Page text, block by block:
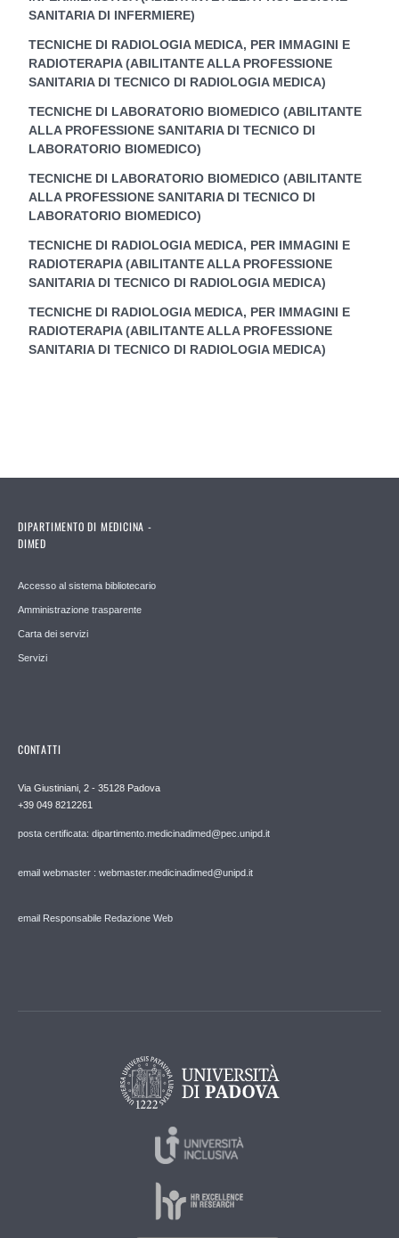
SANITARIA DI INFERMIERE)
TECNICHE DI RADIOLOGIA MEDICA, PER IMMAGINI E
RADIOTERAPIA (ABILITANTE ALLA PROFESSIONE
SANITARIA DI TECNICO DI RADIOLOGIA MEDICA)
TECNICHE DI LABORATORIO BIOMEDICO (ABILITANTE
ALLA PROFESSIONE SANITARIA DI TECNICO DI
LABORATORIO BIOMEDICO)
TECNICHE DI LABORATORIO BIOMEDICO (ABILITANTE
ALLA PROFESSIONE SANITARIA DI TECNICO DI
LABORATORIO BIOMEDICO)
TECNICHE DI RADIOLOGIA MEDICA, PER IMMAGINI E
RADIOTERAPIA (ABILITANTE ALLA PROFESSIONE
SANITARIA DI TECNICO DI RADIOLOGIA MEDICA)
TECNICHE DI RADIOLOGIA MEDICA, PER IMMAGINI E
RADIOTERAPIA (ABILITANTE ALLA PROFESSIONE
SANITARIA DI TECNICO DI RADIOLOGIA MEDICA)
DIPARTIMENTO DI MEDICINA -
DIMED
Accesso al sistema bibliotecario
Amministrazione trasparente
Carta dei servizi
Servizi
CONTATTI
Via Giustiniani, 2 - 35128 Padova
+39 049 8212261
posta certificata: dipartimento.medicinadimed@pec.unipd.it
email webmaster : webmaster.medicinadimed@unipd.it
email Responsabile Redazione Web